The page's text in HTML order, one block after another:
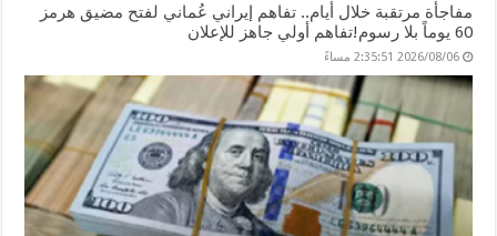
مفاجأة مرتقبة خلال أيام.. تفاهم إيراني عُماني لفتح مضيق هرمز
60 يوماً بلا رسوم!تفاهم أولي جاهز للإعلان
2026/08/06 2:35:51 مساءً